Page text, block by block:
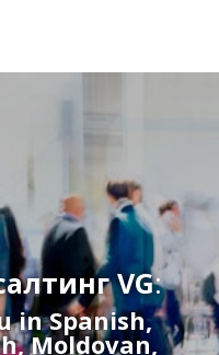
VG:
in Spanish,
Moldovan,